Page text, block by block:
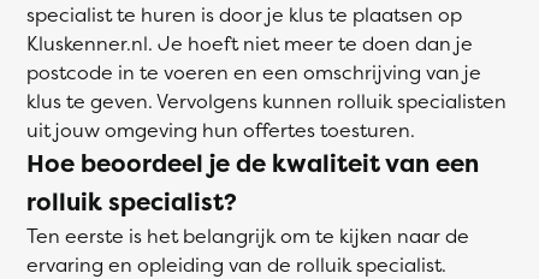
specialist te huren is door je klus te plaatsen op
Kluskenner.nl. Je hoeft niet meer te doen dan je
postcode in te voeren en een omschrijving van je
klus te geven. Vervolgens kunnen rolluik specialisten
uit jouw omgeving hun offertes toesturen.
Hoe beoordeel je de kwaliteit van een
rolluik specialist?
Ten eerste is het belangrijk om te kijken naar de
ervaring en opleiding van de rolluik specialist.